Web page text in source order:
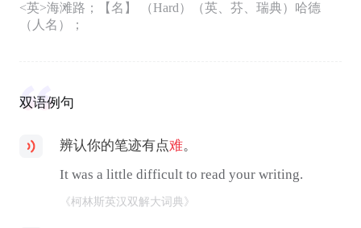
<英>海滩路；【名】 （Hard）（英、芬、瑞典）哈德
（人名）；
双语例句
辨认你的笔迹有点难。
It was a little difficult to read your writing.
《柯林斯英汉双解大词典》